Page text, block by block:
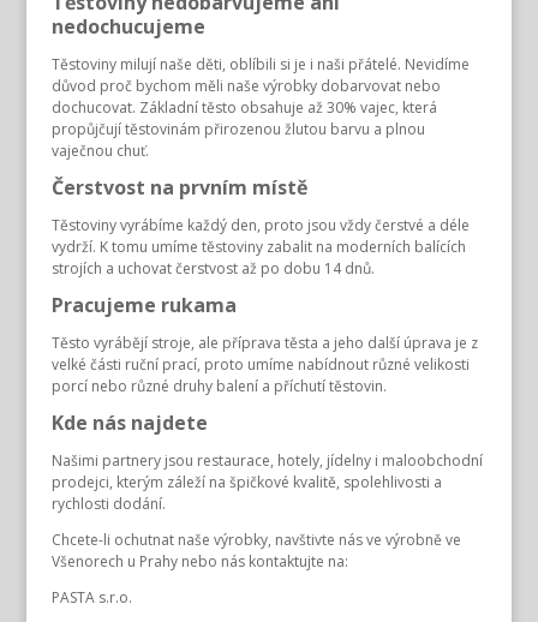
nedochucujeme
Těstoviny milují naše děti, oblíbili si je i naši přátelé. Nevidíme
důvod proč bychom měli naše výrobky dobarvovat nebo
dochucovat. Základní těsto obsahuje až 30% vajec, která
propůjčují těstovinám přirozenou žlutou barvu a plnou
vaječnou chuť.
Čerstvost na prvním místě
Těstoviny vyrábíme každý den, proto jsou vždy čerstvé a déle
vydrží. K tomu umíme těstoviny zabalit na moderních balících
strojích a uchovat čerstvost až po dobu 14 dnů.
Pracujeme rukama
Těsto vyrábějí stroje, ale příprava těsta a jeho další úprava je z
velké části ruční prací, proto umíme nabídnout různé velikosti
porcí nebo různé druhy balení a příchutí těstovin.
Kde nás najdete
Našimi partnery jsou restaurace, hotely, jídelny i maloobchodní
prodejci, kterým záleží na špičkové kvalitě, spolehlivosti a
rychlosti dodání.
Chcete-li ochutnat naše výrobky, navštivte nás ve výrobně ve
Všenorech u Prahy nebo nás kontaktujte na:
PASTA s.r.o.